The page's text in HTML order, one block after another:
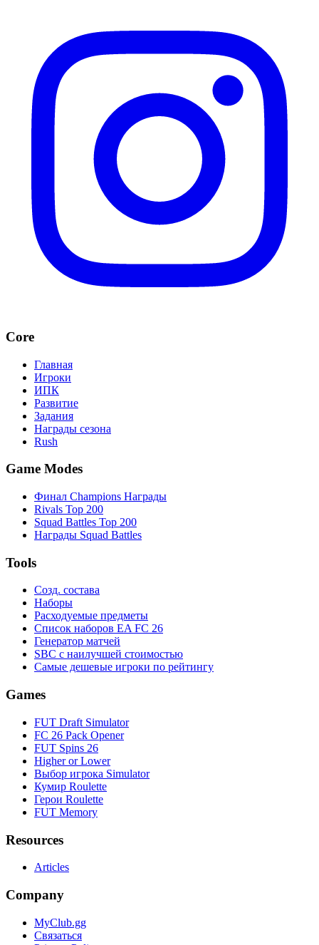
Core
Главная
Игроки
ИПК
Развитие
Задания
Награды сезона
Rush
Game Modes
Финал Champions Награды
Rivals Top 200
Squad Battles Top 200
Награды Squad Battles
Tools
Созд. состава
Наборы
Расходуемые предметы
Список наборов EA FC 26
Генератор матчей
SBC с наилучшей стоимостью
Самые дешевые игроки по рейтингу
Games
FUT Draft Simulator
FC 26 Pack Opener
FUT Spins 26
Higher or Lower
Выбор игрока Simulator
Кумир Roulette
Герои Roulette
FUT Memory
Resources
Articles
Company
MyClub.gg
Связаться